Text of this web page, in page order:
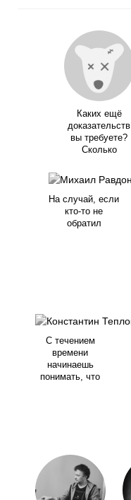
Каких ещё
доказательств
вы требуете?
Сколько
На случай, если
кто-то не
обратил
С течением
времени
начинаешь
понимать, что